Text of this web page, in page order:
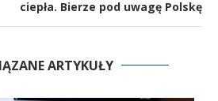
ciepła. Bierze pod uwagę Polskę
ARTYKUŁY